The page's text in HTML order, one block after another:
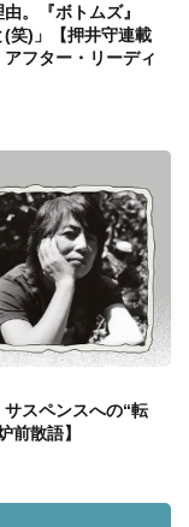
。『ボトムズ』
笑)」【押井守連載
フター・リーディ
スペンスへの“転
前散語】